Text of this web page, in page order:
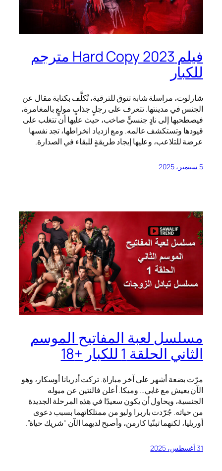
فيلم Hard Copy 2023 مترجم
للكبار
شارلوت، مراسلة شابة تتوق للترقية، تُكلَّف بكتابة مقال عن
الجنس في مدينتها. تتعرف على رجلٍ جذابٍ مولعٍ بالمغامرة،
فيصطحبها إلى نادٍ جنسيٍّ صاخب، حيث عليها أن تتغلب على
قيودها وتستكشف عالمه. ومع ازدياد انخراطها، تجد نفسها
عرضة للتلاعب، وعليها إيجاد طريقةٍ للبقاء في الصدارة.
5 سبتمبر، 2025
مسلسل لعبة المفاتيح الموسم
الثاني الحلقة 1 للكبار +18
مرّت بضعة أشهر على آخر مباراة. تركت أدريانا أوسكار، وهو
الآن يعيش مع غابي… وميكا. أعلن فالنتين عن ميوله
الجنسية، ويحاول أن يكون سعيدًا في هذه المرحلة الجديدة
من حياته. جُرّدت باربرا وليو من ممتلكاتهما بسبب دعوى
أوريليا، لكنهما تبنّيا كارمن، وأصبح لديهما الآن “شريك حياة”.
31 أغسطس، 2025